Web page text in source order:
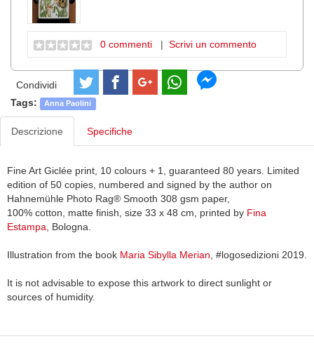
0 commenti | Scrivi un commento
Condividi
Tags:
Anna Paolini
Descrizione Specifiche
Fine Art Giclée print, 10 colours + 1, guaranteed 80 years. Limited
edition of 50 copies, numbered and signed by the author on
Hahnemühle Photo Rag® Smooth 308 gsm paper,
100% cotton, matte finish, size 33 x 48 cm, printed by Fina
Estampa, Bologna.
Illustration from the book Maria Sibylla Merian, #logosedizioni 2019.
It is not advisable to expose this artwork to direct sunlight or
sources of humidity.